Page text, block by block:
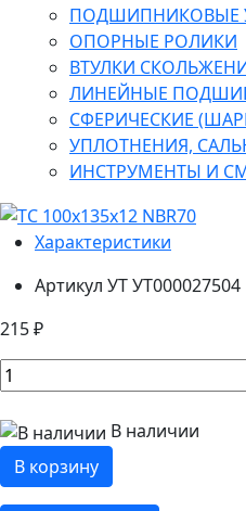
ПОДШИПНИКОВЫЕ
ОПОРНЫЕ РОЛИКИ
ВТУЛКИ
ЛИНЕЙНЫЕ
СФЕРИЧЕСКИЕ
УПЛОТНЕНИЯ,
ИНСТРУМЕНТЫ И
Характеристики
Артикул УТУТ000027504
215 ₽
В наличии
В корзину